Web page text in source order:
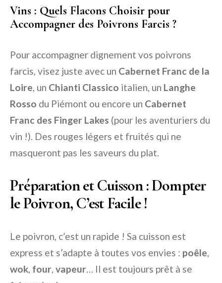
Vins : Quels Flacons Choisir pour
Accompagner des Poivrons Farcis ?
Pour accompagner dignement vos poivrons
farcis, visez juste avec un Cabernet Franc de la
Loire, un Chianti Classico italien, un Langhe
Rosso du Piémont ou encore un Cabernet
Franc des Finger Lakes (pour les aventuriers du
vin !). Des rouges légers et fruités qui ne
masqueront pas les saveurs du plat.
Préparation et Cuisson : Dompter
le Poivron, C’est Facile !
Le poivron, c’est un rapide ! Sa cuisson est
express et s’adapte à toutes vos envies : poêle,
wok, four, vapeur… Il est toujours prêt à se